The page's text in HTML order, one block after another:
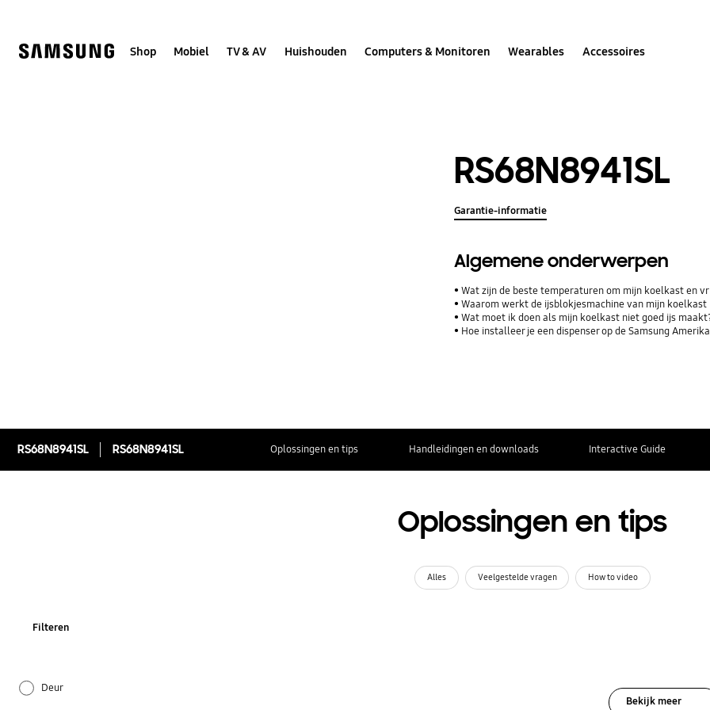
Shop Mobiel TV & AV Huishouden Computers & Monitoren Wearables Accessoires
RS68N8941SL
Garantie-informatie
Algemene onderwerpen
Wat zijn de beste temperaturen om mijn koelkast en
Waarom werkt de ijsblokjesmachine van mijn koelkast
Wat moet ik doen als mijn koelkast niet goed ijs
Hoe installeer je een dispenser op de Samsung
RS68N8941SL RS68N8941SL Oplossingen en tips Handleidingen en downloads Interactive Guide
Oplossingen en tips
Alles Veelgestelde vragen How to video
Filteren
Deur
Bekijk meer